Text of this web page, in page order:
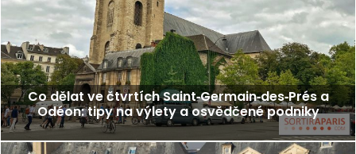
Co dělat ve čtvrtích Saint‑Germain‑des‑Prés a
Odéon: tipy na výlety a osvědčené podniky